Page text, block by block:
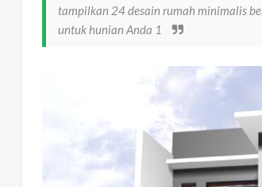
tampilkan 24 desain rumah minimalis
untuk hunian Anda 1